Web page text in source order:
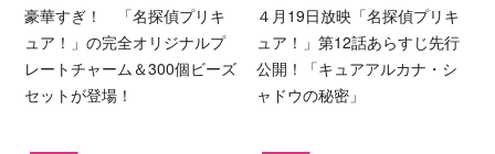
豪華すぎ！ 「名探偵プリキ
ュア！」の完全オリジナルプ
レートチャーム＆300個ビーズ
セットが登場！
４月19日放映「名探偵プリキ
ュア！」第12話あらすじ先行
公開！「キュアアルカナ・シ
ャドウの秘密」